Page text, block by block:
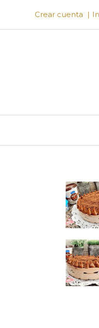
Crear cuenta